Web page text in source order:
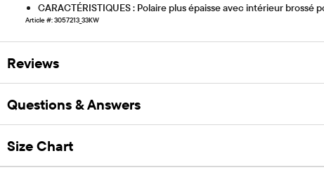
CARACTÉRISTIQUES : Polaire plus épaisse avec intérieur
Article #: 3057213_33KW
Reviews
Questions & Answers
Size Chart